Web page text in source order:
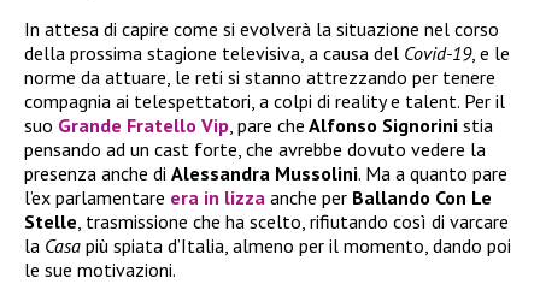
In attesa di capire come si evolverà la situazione nel corso
della prossima stagione televisiva, a causa del Covid-19, e le
norme da attuare, le reti si stanno attrezzando per tenere
compagnia ai telespettatori, a colpi di reality e talent. Per il
suo Grande Fratello Vip, pare che Alfonso Signorini stia
pensando ad un cast forte, che avrebbe dovuto vedere la
presenza anche di Alessandra Mussolini. Ma a quanto pare
l’ex parlamentare era in lizza anche per Ballando Con Le
Stelle, trasmissione che ha scelto, rifiutando così di varcare
la Casa più spiata d’Italia, almeno per il momento, dando poi
le sue motivazioni.